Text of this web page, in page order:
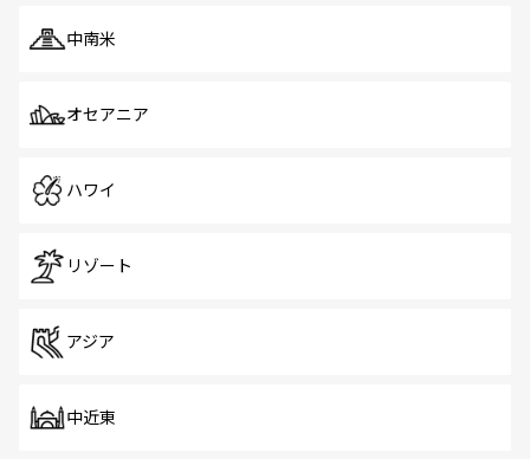
中南米
オセアニア
ハワイ
リゾート
アジア
中近東